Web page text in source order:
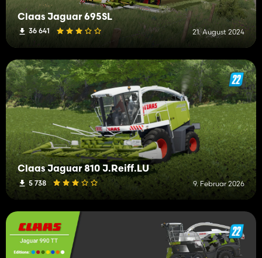
Claas Jaguar 695SL
36 641 21. August 2024
Claas Jaguar 810 J.Reiff.LU
5 738 9. Februar 2026